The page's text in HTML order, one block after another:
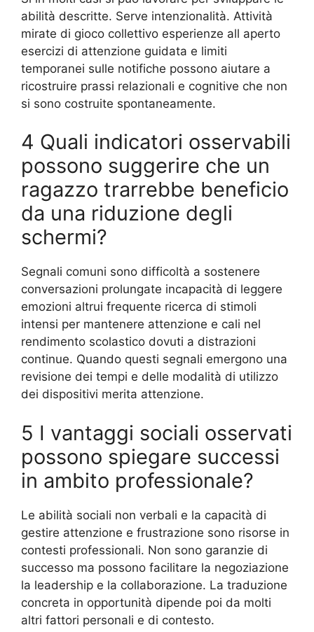
abilità descritte. Serve intenzionalità. Attività
mirate di gioco collettivo esperienze all aperto
esercizi di attenzione guidata e limiti
temporanei sulle notifiche possono aiutare a
ricostruire prassi relazionali e cognitive che non
si sono costruite spontaneamente.
4 Quali indicatori osservabili
possono suggerire che un
ragazzo trarrebbe beneficio
da una riduzione degli
schermi?
Segnali comuni sono difficoltà a sostenere
conversazioni prolungate incapacità di leggere
emozioni altrui frequente ricerca di stimoli
intensi per mantenere attenzione e cali nel
rendimento scolastico dovuti a distrazioni
continue. Quando questi segnali emergono una
revisione dei tempi e delle modalità di utilizzo
dei dispositivi merita attenzione.
5 I vantaggi sociali osservati
possono spiegare successi
in ambito professionale?
Le abilità sociali non verbali e la capacità di
gestire attenzione e frustrazione sono risorse in
contesti professionali. Non sono garanzie di
successo ma possono facilitare la negoziazione
la leadership e la collaborazione. La traduzione
concreta in opportunità dipende poi da molti
altri fattori personali e di contesto.